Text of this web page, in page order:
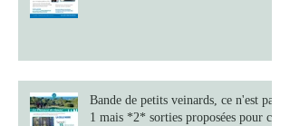
Bande de petits veinards, ce n'est pas
1 mais *2* sorties proposées pour ce